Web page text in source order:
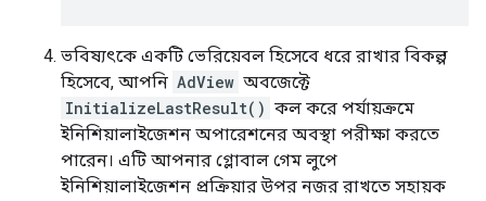
ভবিষ্যৎকে একটি ভেরিয়েবল হিসেবে ধরে রাখার বিকল্প
হিসেবে, আপনি AdView অবজেক্টে
InitializeLastResult() কল করে পর্যায়ক্রমে
ইনিশিয়ালাইজেশন অপারেশনের অবস্থা পরীক্ষা করতে
পারেন। এটি আপনার গ্লোবাল গেম লুপে
ইনিশিয়ালাইজেশন প্রক্রিয়ার উপর নজর রাখতে সহায়ক